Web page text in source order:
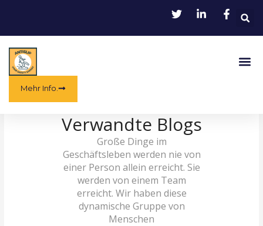
Mehr Info.
Verwandte Blogs
Große Dinge im
Geschäftsleben werden nie von
einer Person allein erreicht. Sie
werden von einem Team
erreicht. Wir haben diese
dynamische Gruppe von
Menschen